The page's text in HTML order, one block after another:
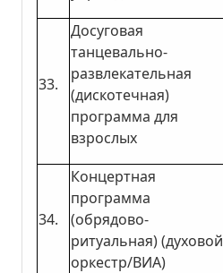
33.
Досуговая
танцевально-
развлекательная
(дискотечная)
программа для
взрослых
34.
Концертная
программа
(обрядово-
ритуальная) (духовой
оркестр/ВИА)